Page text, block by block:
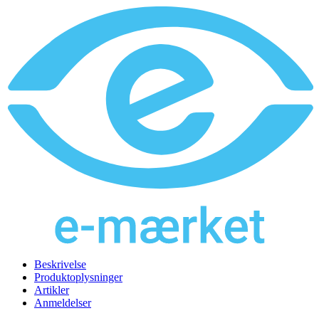
Beskrivelse
Produktoplysninger
Artikler
Anmeldelser